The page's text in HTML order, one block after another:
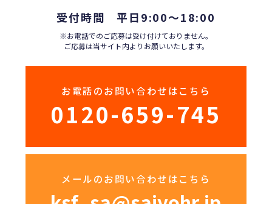
受付時間 平日9:00〜18:00
※お電話でのご応募は受け付けておりません。
ご応募は当サイト内よりお願いいたします。
お電話のお問い合わせはこちら
0120-659-745
メールのお問い合わせはこちら